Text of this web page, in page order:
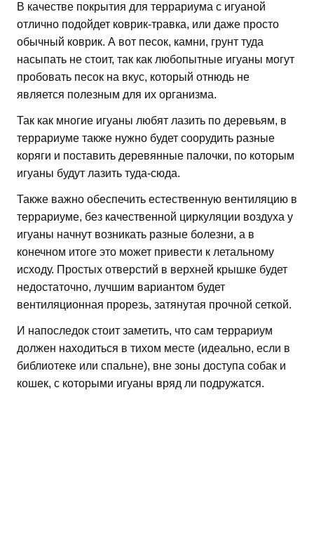
В качестве покрытия для террариума с игуаной
отлично подойдет коврик-травка, или даже просто
обычный коврик. А вот песок, камни, грунт туда
насыпать не стоит, так как любопытные игуаны могут
пробовать песок на вкус, который отнюдь не
является полезным для их организма.
Так как многие игуаны любят лазить по деревьям, в
террариуме также нужно будет соорудить разные
коряги и поставить деревянные палочки, по которым
игуаны будут лазить туда-сюда.
Также важно обеспечить естественную вентиляцию в
террариуме, без качественной циркуляции воздуха у
игуаны начнут возникать разные болезни, а в
конечном итоге это может привести к летальному
исходу. Простых отверстий в верхней крышке будет
недостаточно, лучшим вариантом будет
вентиляционная прорезь, затянутая прочной сеткой.
И напоследок стоит заметить, что сам террариум
должен находиться в тихом месте (идеально, если в
библиотеке или спальне), вне зоны доступа собак и
кошек, с которыми игуаны вряд ли подружатся.